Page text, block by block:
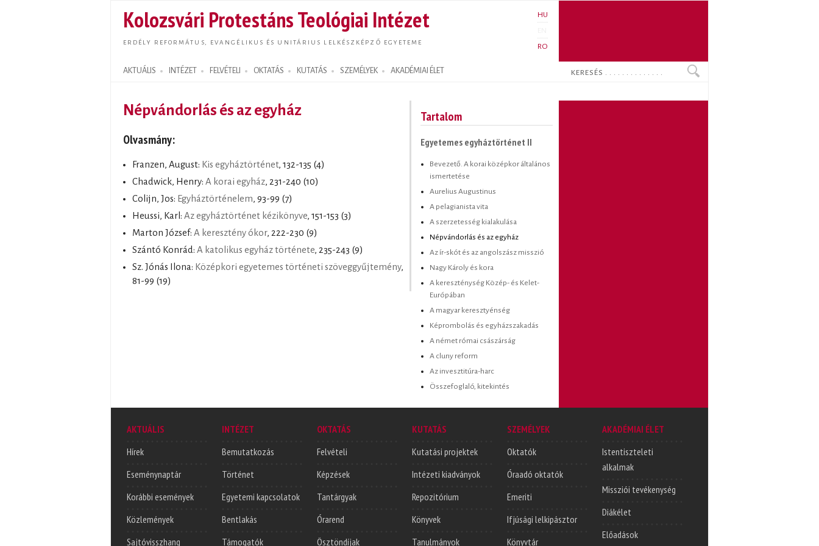
tartalomra
Kolozsvári Protestáns Teológiai Intézet
ERDÉLY REFORMÁTUS, EVANGÉLIKUS ÉS UNITÁRIUS LELKÉSZKÉPZŐ EGYETEME
HU
RO
AKTUÁLIS INTÉZET FELVÉTELI OKTATÁS KUTATÁS SZEMÉLYEK AKADÉMIAI ÉLET
Search form
Keresés
Népvándorlás és az egyház
Olvasmány:
Franzen, August: Kis egyháztörténet, 132-135 (4)
Chadwick, Henry: A korai egyház, 231-240 (10)
Colijn, Jos: Egyháztörténelem, 93-99 (7)
Heussi, Karl: Az egyháztörténet kézikönyve, 151-153 (3)
Marton József: A keresztény ókor, 222-230 (9)
Szántó Konrád: A katolikus egyház története, 235-243 (9)
Sz. Jónás Ilona: Középkori egyetemes történeti szöveggyűjtemény,
81-99 (19)
Tartalom
Egyetemes egyháztörténet II
Bevezető. A korai középkor általános
ismertetése
Aurelius Augustinus
A pelagianista vita
A szerzetesség kialakulása
Népvándorlás és az egyház
Az ír-skót és az angolszász misszió
Nagy Károly és kora
A kereszténység Közép- és Kelet-
Európában
A magyar keresztyénség
Képrombolás és egyházszakadás
A német római császárság
A cluny reform
Az invesztitúra-harc
Összefoglaló, kitekintés
AKTUÁLIS
Hírek
Eseménynaptár
Korábbi események
Közlemények
Sajtóvisszhang
INTÉZET
Bemutatkozás
Történet
Egyetemi kapcsolatok
Bentlakás
Támogatók
OKTATÁS
Felvételi
Képzések
Tantárgyak
Órarend
Ösztöndíjak
KUTATÁS
Kutatási projektek
Intézeti kiadványok
Repozitórium
Könyvek
Tanulmányok
SZEMÉLYEK
Oktatók
Óraadó oktatók
Emeriti
Ifjúsági lelkipásztor
Könyvtár
AKADÉMIAI ÉLET
Istentiszteleti
alkalmak
Missziói tevékenység
Diákélet
Előadások